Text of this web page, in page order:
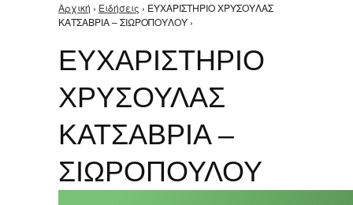
Είστε εδώ
Αρχική › Ειδήσεις › ΕΥΧΑΡΙΣΤΗΡΙΟ ΧΡΥΣΟΥΛΑΣ
ΚΑΤΣΑΒΡΙΑ – ΣΙΩΡΟΠΟΥΛΟΥ ›
ΕΥΧΑΡΙΣΤΗΡΙΟ
ΧΡΥΣΟΥΛΑΣ
ΚΑΤΣΑΒΡΙΑ –
ΣΙΩΡΟΠΟΥΛΟΥ